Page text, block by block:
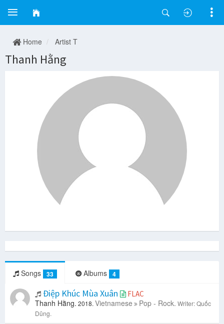
Home Artist T
Thanh Hằng
Songs 33 Albums 4
Điệp Khúc Mùa Xuân FLAC
Thanh Hằng. 2018. Vietnamese Pop - Rock. Writer: Quốc
Dũng.